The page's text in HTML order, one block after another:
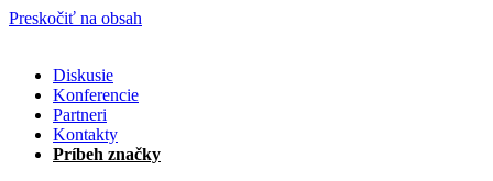
Preskočiť na obsah
Diskusie
Konferencie
Partneri
Kontakty
Príbeh značky